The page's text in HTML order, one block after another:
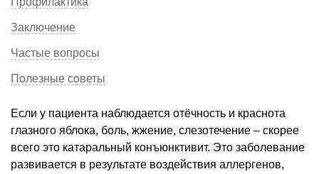
Заключение
Частые вопросы
Полезные советы
Если у пациента наблюдается отёчность и краснота
глазного яблока, боль, жжение, слезотечение – скорее
всего это катаральный конъюнктивит. Это заболевание
развивается в результате воздействия аллергенов,